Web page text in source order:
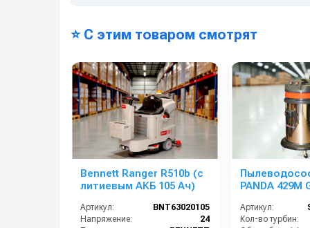
⭐ С этим товаром смотрят
Bennett Ranger R510b (с
литиевым АКБ 105 Ач)
Артикул:
BNT63020105
Напряжение:
24
PANDA 429M
Артикул:
Кол-во турбин: